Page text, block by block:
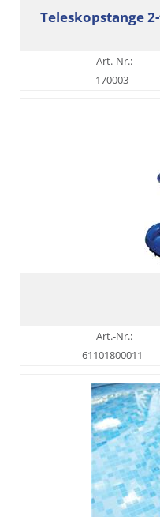
Teleskopstange
Art.-Nr.:
170003
Art.-Nr.:
61101800011